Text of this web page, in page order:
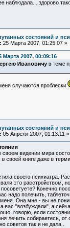
наблюдала... здорово
состояний и
25 Марта 2007, 01:25:07 »
Марта 2007, 00:09:16
Ивановичу в теме
случаются проблески
состояний и
05 Апреля 2007, 01:13:11 »
видении мира
в своей книге даже в
своего психиатра.
это расстройством,
Конечно
надо полечить,
меня. Она мне - вы не
вас "возбуждали", а
говорю, если
лечить собираетесь,
советов так и не дала..